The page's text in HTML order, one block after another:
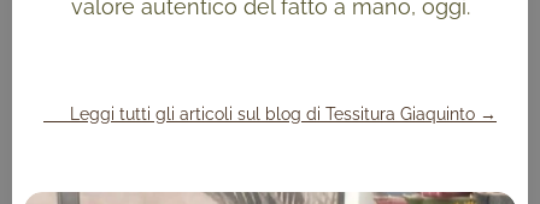
valore autentico del fatto a mano, oggi.
👉 Leggi tutti gli articoli sul blog di Tessitura Giaquinto →